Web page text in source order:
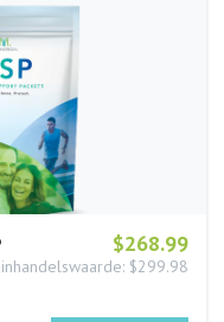
$268.99
$299.98